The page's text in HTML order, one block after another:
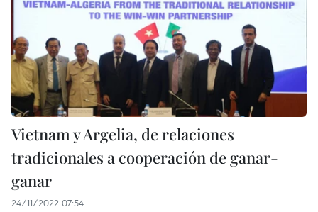
Vietnam y Argelia, de relaciones
tradicionales a cooperación de ganar-
ganar
24/11/2022 07:54